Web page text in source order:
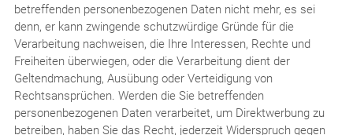
betreffenden personenbezogenen Daten nicht mehr, es sei
denn, er kann zwingende schutzwürdige Gründe für die
Verarbeitung nachweisen, die Ihre Interessen, Rechte und
Freiheiten überwiegen, oder die Verarbeitung dient der
Geltendmachung, Ausübung oder Verteidigung von
Rechtsansprüchen. Werden die Sie betreffenden
personenbezogenen Daten verarbeitet, um Direktwerbung zu
betreiben, haben Sie das Recht, jederzeit Widerspruch gegen